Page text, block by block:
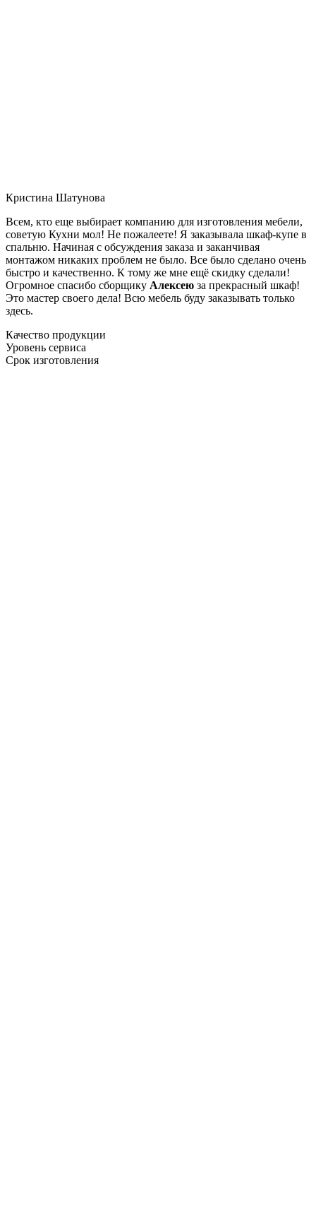
Кристина Шатунова
Всем, кто еще выбирает компанию для изготовления мебели,
советую Кухни мол! Не пожалеете! Я заказывала шкаф-купе в
спальню. Начиная с обсуждения заказа и заканчивая
монтажом никаких проблем не было. Все было сделано очень
быстро и качественно. К тому же мне ещё скидку сделали!
Огромное спасибо сборщику Алексею за прекрасный шкаф!
Это мастер своего дела! Всю мебель буду заказывать только
здесь.
Качество продукции
Уровень сервиса
Срок изготовления